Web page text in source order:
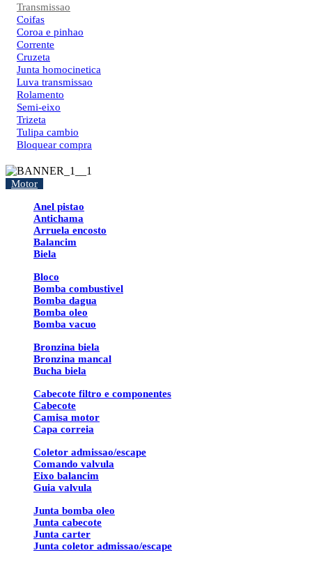
Transmissao
Coifas
Coroa e pinhao
Corrente
Cruzeta
Junta homocinetica
Luva transmissao
Rolamento
Semi-eixo
Trizeta
Tulipa cambio
Bloquear compra
Motor
Anel pistao
Antichama
Arruela encosto
Balancim
Biela
Bloco
Bomba combustivel
Bomba dagua
Bomba oleo
Bomba vacuo
Bronzina biela
Bronzina mancal
Bucha biela
Cabecote filtro e componentes
Cabecote
Camisa motor
Capa correia
Coletor admissao/escape
Comando valvula
Eixo balancim
Guia valvula
Junta bomba oleo
Junta cabecote
Junta carter
Junta coletor admissao/escape